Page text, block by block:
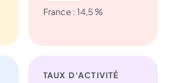
France : 14,5 %
TAUX D'ACTIVITÉ